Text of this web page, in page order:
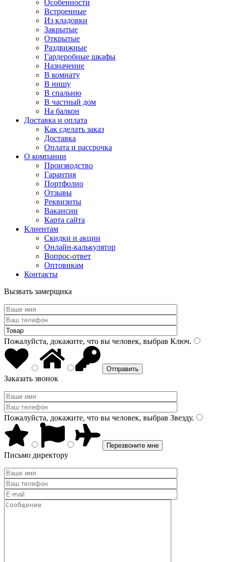
Особенности
Встроенные
Из кладовки
Закрытые
Открытые
Раздвижные
Гардеробные шкафы
Назначение
В комнату
В нишу
В спальню
В частный дом
На балкон
Доставка и оплата
Как сделать заказ
Доставка
Оплата и рассрочка
О компании
Производство
Гарантия
Портфолио
Отзывы
Реквизиты
Вакансии
Карта сайта
Клиентам
Скидки и акции
Онлайн-калькулятор
Вопрос-ответ
Оптовикам
Контакты
Вызвать замерщика
Пожалуйста, докажите, что вы человек, выбрав Ключ.
Заказать звонок
Пожалуйста, докажите, что вы человек, выбрав Звезду.
Письмо директору